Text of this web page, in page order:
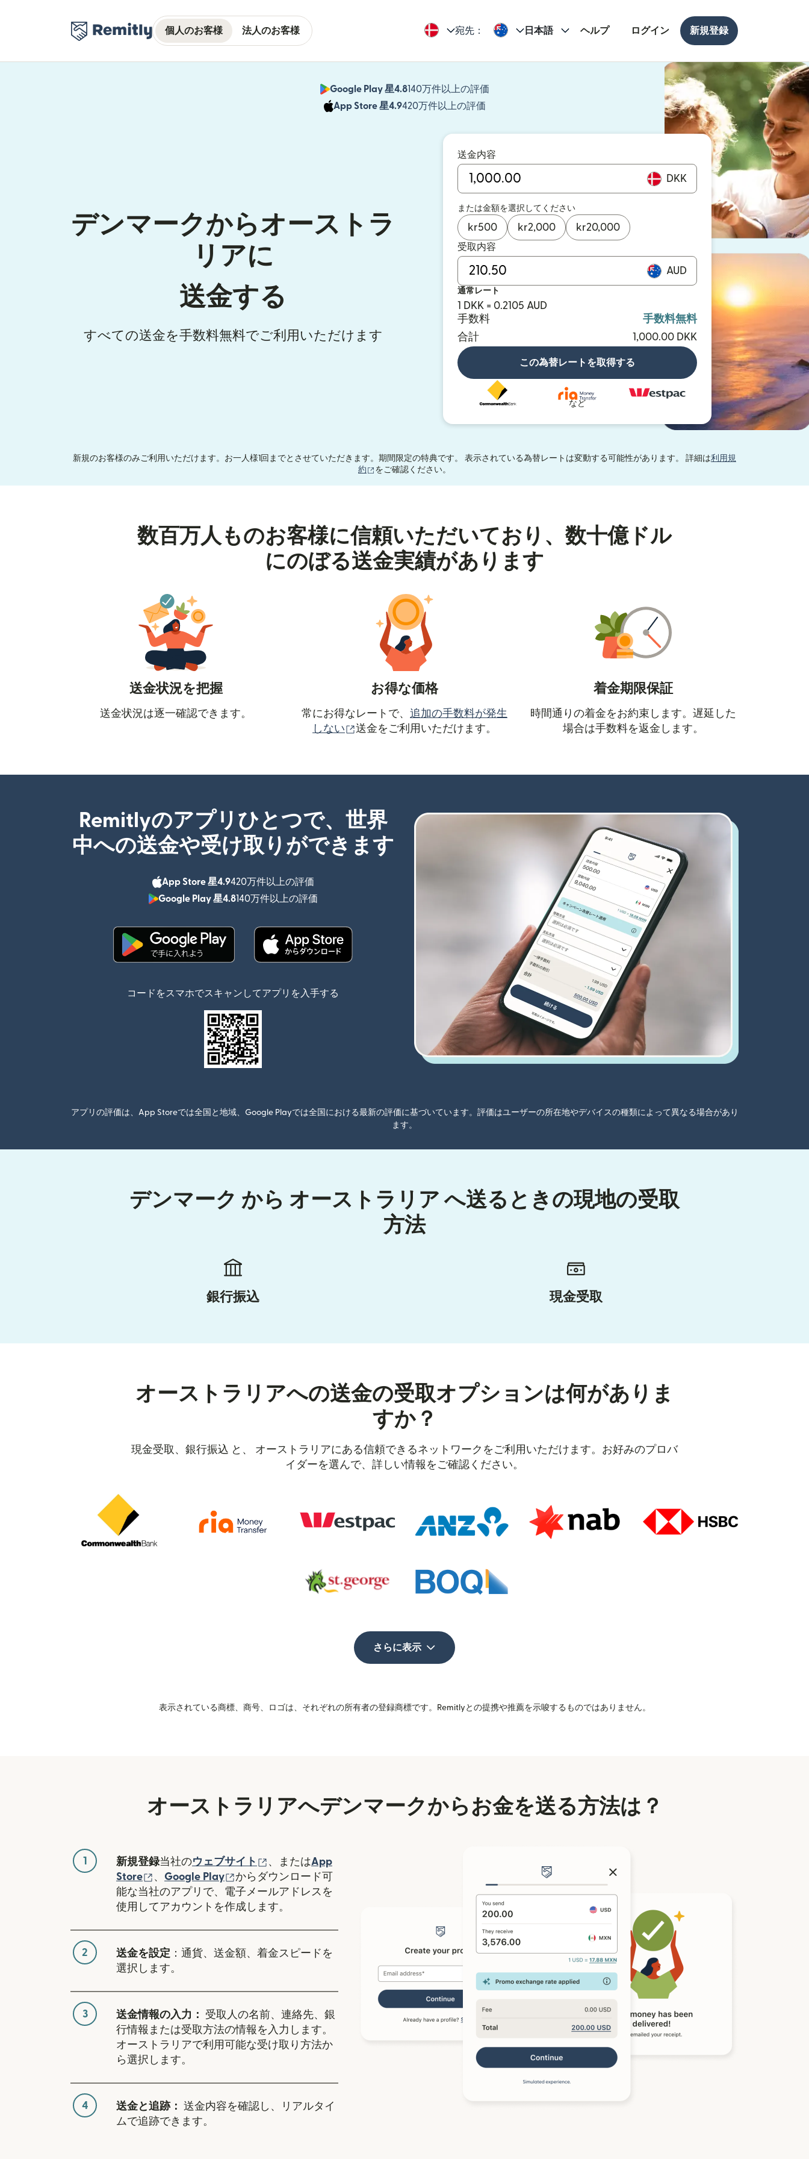
個人のお客様 法人のお客様 宛先： 日本語 ヘルプ ログイン 新規登録
Google Play 星4.8140万件以上の評価
（別ウィンドウで開きます）
App Store 星4.9420万件以上の評価
（別ウィンドウで開きます）
デンマークからオーストラ
リアに
送金する
すべての送金を手数料無料でご利用いただけます
送金内容
DKK
または金額を選択してください
kr500 kr2,000 kr20,000
受取内容
AUD
通常レート
1 DKK = 0.2105 AUD
手数料
手数料無料
合計
1,000.00 DKK
この為替レートを取得する
など
新規のお客様のみご利用いただけます。お一人様1回までとさせていただきます。期間限定の特典です。 表示されている為替レートは変動する可能性があります。 詳細は利用規
約
（別ウィンドウで開きます）
をご確認ください。
数百万人ものお客様に信頼いただいており、数十億ドル
にのぼる送金実績があります
送金状況を把握
送金状況は逐一確認できます。
お得な価格
常にお得なレートで、 追加の手数料が発生
しない
（別ウィンドウで開きます）
送金をご利用いただけます。
着金期限保証
時間通りの着金をお約束します。遅延した
場合は手数料を返金します。
Remitlyのアプリひとつで、世界
中への送金や受け取りができます
App Store 星4.9420万件以上の評価
（別ウィンドウで開きます）
Google Play 星4.8140万件以上の評価
（別ウィンドウで開きます）
コードをスマホでスキャンしてアプリを入手する
アプリの評価は、App Storeでは全国と地域、Google Playでは全国における最新の評価に基づいています。評価はユーザーの所在地やデバイスの種類によって異なる場合があり
ます。
デンマーク から オーストラリア へ送るときの現地の受取
方法
銀行振込 現金受取
オーストラリアへの送金の受取オプションは何がありま
すか？
現金受取、銀行振込 と、 オーストラリアにある信頼できるネットワークをご利用いただけます。お好みのプロバ
イダーを選んで、詳しい情報をご確認ください。
さらに表示
表示されている商標、商号、ロゴは、それぞれの所有者の登録商標です。Remitlyとの提携や推薦を示唆するものではありません。
オーストラリアへデンマークからお金を送る方法は？
1 新規登録当社のウェブサイト （別ウィンドウで開きます）
、またはApp
Store
（別ウィンドウで開きます）
、 Google Play （別ウィンドウで開きます）
からダウンロード可
能な当社のアプリで、電子メールアドレスを
使用してアカウントを作成します。
2 送金を設定 ：通貨、送金額、着金スピードを
選択します。
3 送金情報の入力：
受取人の名前、連絡先、銀
行情報または受取方法の情報を入力します。
オーストラリアで利用可能な受け取り方法か
ら選択します。
4 送金と追跡：
送金内容を確認し、リアルタイ
ムで追跡できます。